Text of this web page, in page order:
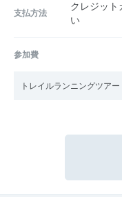
支払方法
クレジッ
い
参加費
トレイルランニングツアー